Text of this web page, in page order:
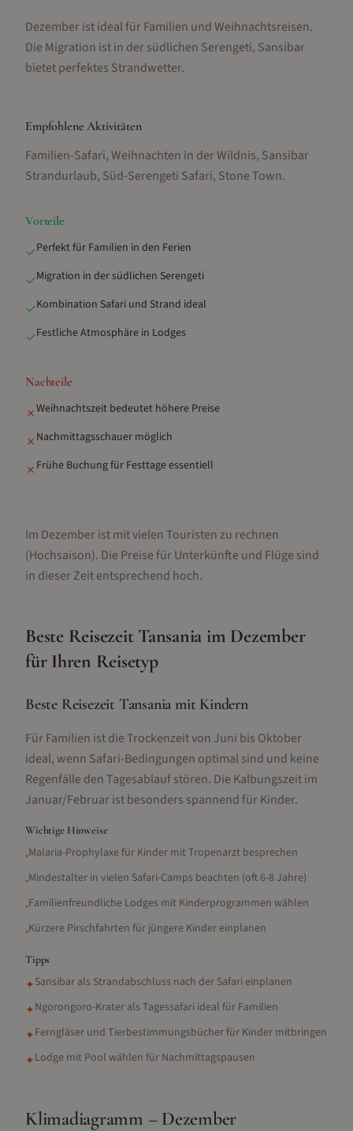
Dezember ist ideal für Familien und Weihnachtsreisen.
Die Migration ist in der südlichen Serengeti, Sansibar
bietet perfektes Strandwetter.
Empfohlene Aktivitäten
Familien-Safari, Weihnachten in der Wildnis, Sansibar
Strandurlaub, Süd-Serengeti Safari, Stone Town.
Vorteile
✓Perfekt für Familien in den Ferien
✓Migration in der südlichen Serengeti
✓Kombination Safari und Strand ideal
✓Festliche Atmosphäre in Lodges
Nachteile
✗Weihnachtszeit bedeutet höhere Preise
✗ Nachmittagsschauer möglich
✗ Frühe Buchung für Festtage essentiell
Im Dezember ist mit vielen Touristen zu rechnen
(Hochsaison). Die Preise für Unterkünfte und Flüge sind
in dieser Zeit entsprechend hoch.
Beste Reisezeit Tansania im Dezember
für Ihren Reisetyp
Beste Reisezeit Tansania mit Kindern
Für Familien ist die Trockenzeit von Juni bis Oktober
ideal, wenn Safari-Bedingungen optimal sind und keine
Regenfälle den Tagesablauf stören. Die Kalbungszeit im
Januar/Februar ist besonders spannend für Kinder.
Wichtige Hinweise
•Malaria-Prophylaxe für Kinder mit Tropenarzt besprechen
•Mindestalter in vielen Safari-Camps beachten (oft 6-8 Jahre)
•Familienfreundliche Lodges mit Kinderprogrammen wählen
•Kürzere Pirschfahrten für jüngere Kinder einplanen
Tipps
✦Sansibar als Strandabschluss nach der Safari einplanen
✦Ngorongoro-Krater als Tagessafari ideal für Familien
✦Ferngläser und Tierbestimmungsbücher für Kinder mitbringen
✦Lodge mit Pool wählen für Nachmittagspausen
Klimadiagramm – Dezember